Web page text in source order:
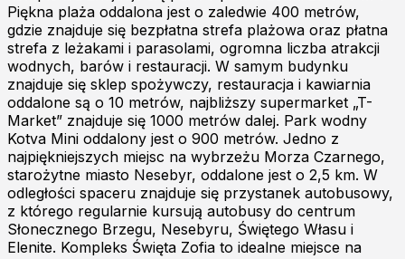
Piękna plaża oddalona jest o zaledwie 400 metrów,
gdzie znajduje się bezpłatna strefa plażowa oraz płatna
strefa z leżakami i parasolami, ogromna liczba atrakcji
wodnych, barów i restauracji. W samym budynku
znajduje się sklep spożywczy, restauracja i kawiarnia
oddalone są o 10 metrów, najbliższy supermarket „T-
Market” znajduje się 1000 metrów dalej. Park wodny
Kotva Mini oddalony jest o 900 metrów. Jedno z
najpiękniejszych miejsc na wybrzeżu Morza Czarnego,
starożytne miasto Nesebyr, oddalone jest o 2,5 km. W
odległości spaceru znajduje się przystanek autobusowy,
z którego regularnie kursują autobusy do centrum
Słonecznego Brzegu, Nesebyru, Świętego Własu i
Elenite. Kompleks Święta Zofia to idealne miejsce na